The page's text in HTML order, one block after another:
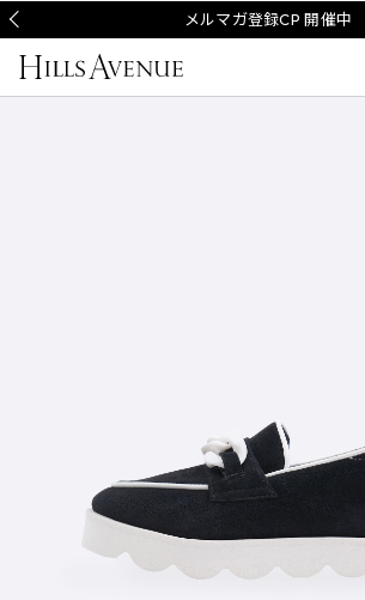
メルマガ登録CP 開催中